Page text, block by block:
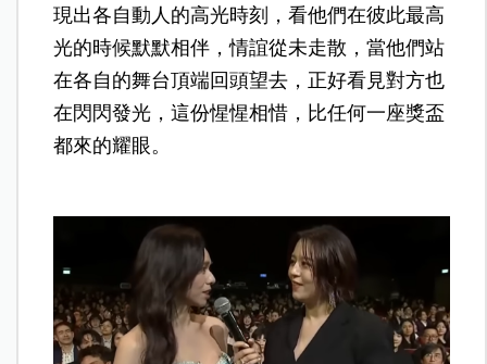
現出各自動人的高光時刻，看他們在彼此最高
光的時候默默相伴，情誼從未走散，當他們站
在各自的舞台頂端回頭望去，正好看見對方也
在閃閃發光，這份惺惺相惜，比任何一座獎盃
都來的耀眼。